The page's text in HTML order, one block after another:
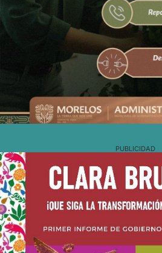
PUBLICIDAD